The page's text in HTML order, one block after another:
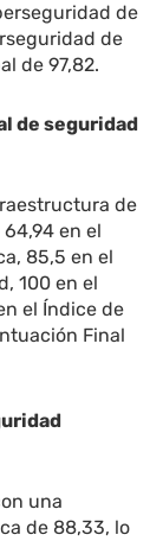
de
de
de 97,82.
de seguridad
de
en el
85,5 en el
100 en el
el Índice de
Final
una
de 88,33, lo